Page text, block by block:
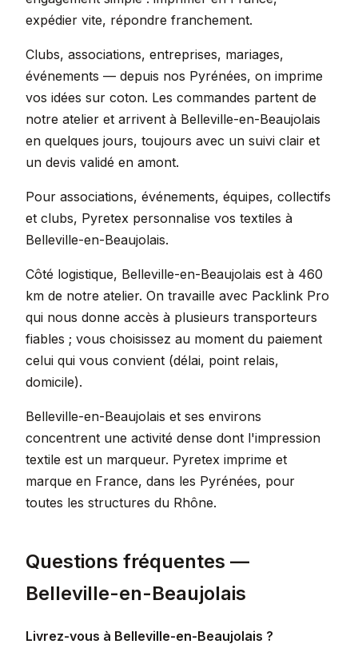
expédier vite, répondre franchement.
Clubs, associations, entreprises, mariages,
événements — depuis nos Pyrénées, on imprime
vos idées sur coton. Les commandes partent de
notre atelier et arrivent à Belleville-en-Beaujolais
en quelques jours, toujours avec un suivi clair et
un devis validé en amont.
Pour associations, événements, équipes, collectifs
et clubs, Pyretex personnalise vos textiles à
Belleville-en-Beaujolais.
Côté logistique, Belleville-en-Beaujolais est à 460
km de notre atelier. On travaille avec Packlink Pro
qui nous donne accès à plusieurs transporteurs
fiables ; vous choisissez au moment du paiement
celui qui vous convient (délai, point relais,
domicile).
Belleville-en-Beaujolais et ses environs
concentrent une activité dense dont l'impression
textile est un marqueur. Pyretex imprime et
marque en France, dans les Pyrénées, pour
toutes les structures du Rhône.
Questions fréquentes —
Belleville-en-Beaujolais
Livrez-vous à Belleville-en-Beaujolais ?